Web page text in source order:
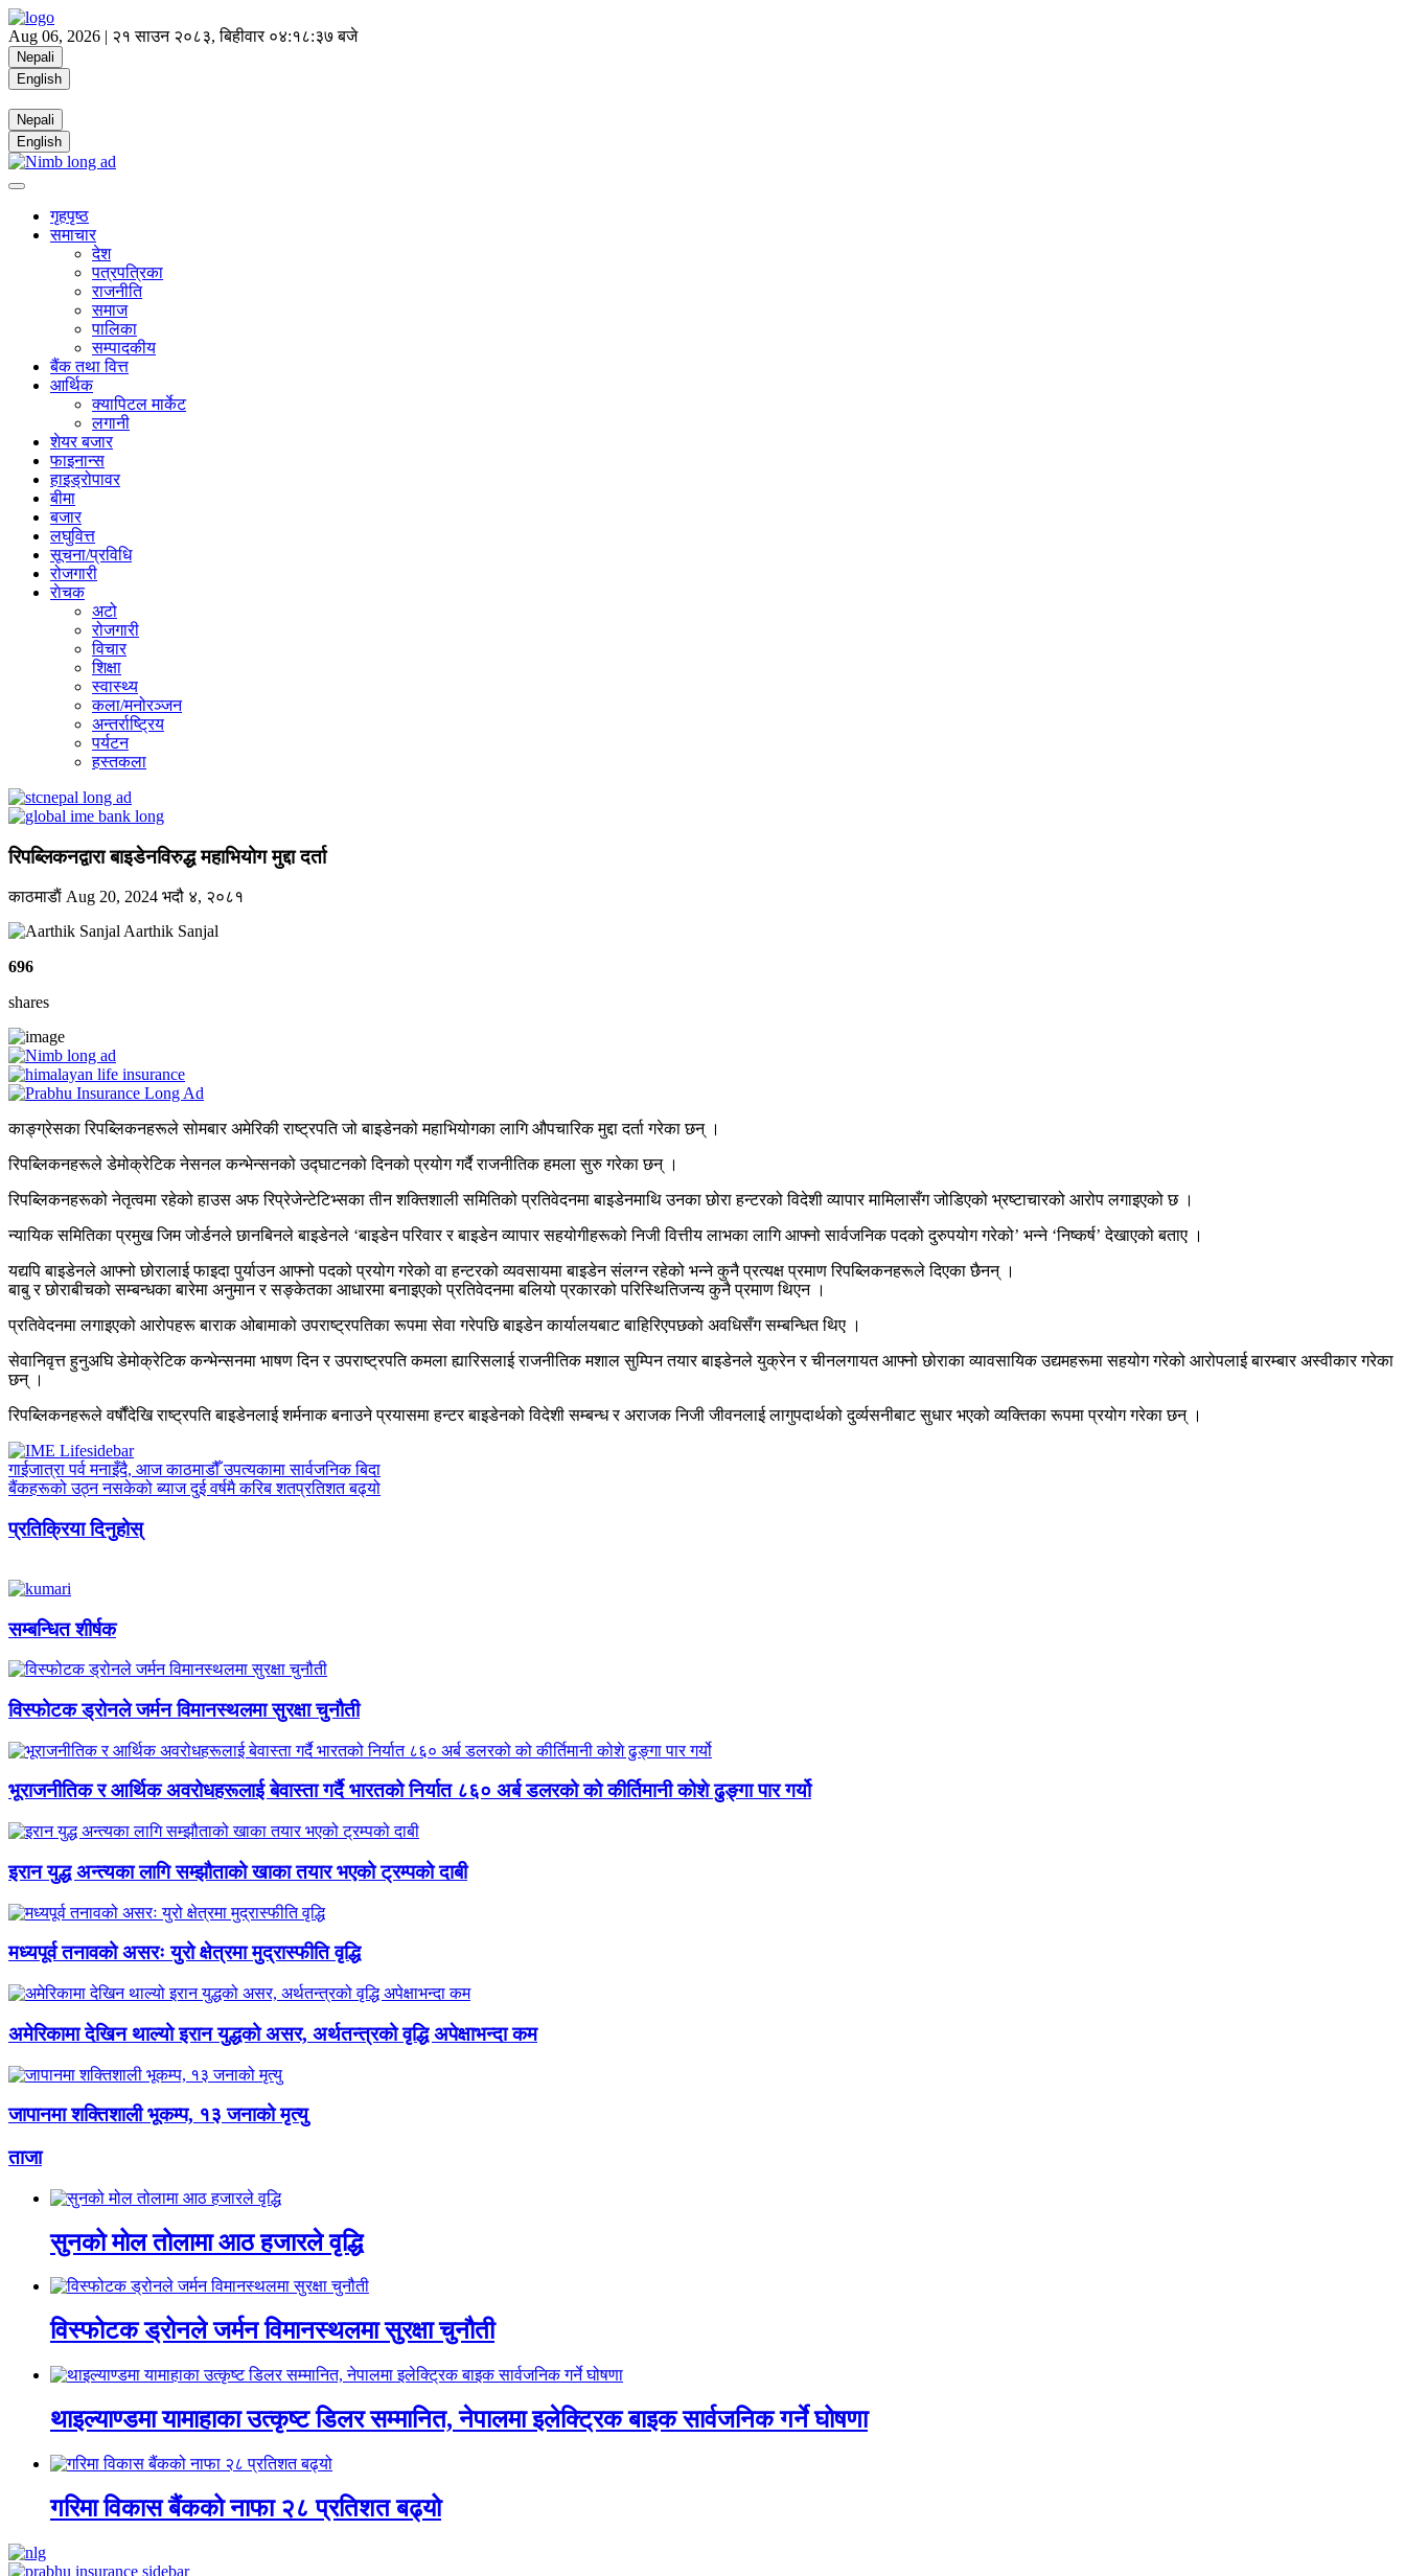
Aug 06, 2026 | २१ साउन २०८३, बिहीवार ०४:१८:३७ बजे
Nepali
English
Nepali
English
गृहपृष्ठ
समाचार
देश
पत्रपत्रिका
राजनीति
समाज
पालिका
सम्पादकीय
बैंक तथा वित्त
आर्थिक
क्यापिटल मार्केट
लगानी
शेयर बजार
फाइनान्स
हाइड्रोपावर
बीमा
बजार
लघुवित्त
सूचना/प्रविधि
रोजगारी
राेचक
अटो
रोजगारी
विचार
शिक्षा
स्वास्थ्य
कला/मनोरञ्जन
अन्तर्राष्ट्रिय
पर्यटन
हस्तकला
रिपब्लिकनद्वारा बाइडेनविरुद्ध महाभियोग मुद्दा दर्ता
काठमाडाैं Aug 20, 2024 भदौ ४, २०८१
Aarthik Sanjal
696
shares
काङ्ग्रेसका रिपब्लिकनहरूले सोमबार अमेरिकी राष्ट्रपति जो बाइडेनको महाभियोगका लागि औपचारिक मुद्दा दर्ता गरेका छन् ।
रिपब्लिकनहरूले डेमोक्रेटिक नेसनल कन्भेन्सनको उद्घाटनको दिनको प्रयोग गर्दै राजनीतिक हमला सुरु गरेका छन् ।
रिपब्लिकनहरूको नेतृत्वमा रहेको हाउस अफ रिप्रेजेन्टेटिभ्सका तीन शक्तिशाली समितिको प्रतिवेदनमा बाइडेनमाथि उनका छोरा हन्टरको विदेशी व्यापार मामिलासँग जोडिएको भ्रष्टाचारको आरोप लगाइएको छ ।
न्यायिक समितिका प्रमुख जिम जोर्डनले छानबिनले बाइडेनले ‘बाइडेन परिवार र बाइडेन व्यापार सहयोगीहरूको निजी वित्तीय लाभका लागि आफ्नो सार्वजनिक पदको दुरुपयोग गरेको’ भन्ने ‘निष्कर्ष’ देखाएको बताए ।
यद्यपि बाइडेनले आफ्नो छोरालाई फाइदा पुर्याउन आफ्नो पदको प्रयोग गरेको वा हन्टरको व्यवसायमा बाइडेन संलग्न रहेको भन्ने कुनै प्रत्यक्ष प्रमाण रिपब्लिकनहरूले दिएका छैनन् ।
बाबु र छोराबीचको सम्बन्धका बारेमा अनुमान र सङ्केतका आधारमा बनाइएको प्रतिवेदनमा बलियो प्रकारको परिस्थितिजन्य कुनै प्रमाण थिएन ।
प्रतिवेदनमा लगाइएको आरोपहरू बाराक ओबामाको उपराष्ट्रपतिका रूपमा सेवा गरेपछि बाइडेन कार्यालयबाट बाहिरिएपछको अवधिसँग सम्बन्धित थिए ।
सेवानिवृत्त हुनुअघि डेमोक्रेटिक कन्भेन्सनमा भाषण दिन र उपराष्ट्रपति कमला ह्यारिसलाई राजनीतिक मशाल सुम्पिन तयार बाइडेनले युक्रेन र चीनलगायत आफ्नो छोराका व्यावसायिक उद्यमहरूमा सहयोग गरेको आरोपलाई बारम्बार अस्वीकार गरेका
छन् ।
रिपब्लिकनहरूले वर्षौंदेखि राष्ट्रपति बाइडेनलाई शर्मनाक बनाउने प्रयासमा हन्टर बाइडेनको विदेशी सम्बन्ध र अराजक निजी जीवनलाई लागुपदार्थको दुर्व्यसनीबाट सुधार भएको व्यक्तिका रूपमा प्रयोग गरेका छन् ।
गाईजात्रा पर्व मनाइँदै, आज काठमाडौँ उपत्यकामा सार्वजनिक बिदा
बैंकहरूको उठ्न नसकेको ब्याज दुई वर्षमै करिब शतप्रतिशत बढ्यो
प्रतिक्रिया दिनुहोस्
सम्बन्धित शीर्षक
विस्फोटक ड्रोनले जर्मन विमानस्थलमा सुरक्षा चुनौती
भूराजनीतिक र आर्थिक अवरोधहरूलाई बेवास्ता गर्दै भारतको निर्यात ८६० अर्ब डलरको को कीर्तिमानी कोशे ढुङ्गा पार गर्यो
इरान युद्ध अन्त्यका लागि सम्झौताको खाका तयार भएको ट्रम्पको दाबी
मध्यपूर्व तनावको असरः युरो क्षेत्रमा मुद्रास्फीति वृद्धि
अमेरिकामा देखिन थाल्यो इरान युद्धको असर, अर्थतन्त्रको वृद्धि अपेक्षाभन्दा कम
जापानमा शक्तिशाली भूकम्प, १३ जनाको मृत्यु
ताजा
सुनको मोल तोलामा आठ हजारले वृद्धि
विस्फोटक ड्रोनले जर्मन विमानस्थलमा सुरक्षा चुनौती
थाइल्याण्डमा यामाहाका उत्कृष्ट डिलर सम्मानित, नेपालमा इलेक्ट्रिक बाइक सार्वजनिक गर्ने घोषणा
गरिमा विकास बैंकको नाफा २८ प्रतिशत बढ्यो